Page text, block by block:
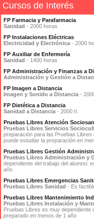
Cursos de Interés
FP Farmacia y Parafarmacia
Sanidad - 2000 horas
FP Instalaciones Eléctricas
Electricidad y Electrónica - 2000
FP Auxiliar de Enfermería
Sanidad - 1400 horas
FP Administración y Finanzas a
Administración y Gestión a
FP Imagen a Distancia
Imagen y Sonido a Distancia -
FP Dietética a Distancia
Sanidad a Distancia - 2000 h.
Pruebas Libres Atención
Pruebas Libres Servicios
preparación para las Pruebas Libres
puede estudiar la preparación en
Pruebas Libres Gestión
Pruebas Libres Administración y
dependiente del trabajo del alumno:
año
Pruebas Libres Emergencias
Pruebas Libres Sanidad - Es
Pruebas Libres Mantenimiento
Pruebas Libres Instalación y
Pruebas Libres es muy dependiente
preparado en menos de 1 año